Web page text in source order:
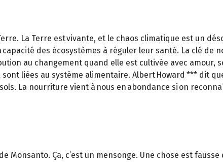
La Terre est vivante, et le chaos climatique est un
des écosystèmes à réguler leur santé. La clé
au changement quand elle est cultivée avec amour,
liées au système alimentaire. Albert Howard *** dit
La nourriture vient à nous en abondance si on
Monsanto. Ça, c’est un mensonge. Une chose est